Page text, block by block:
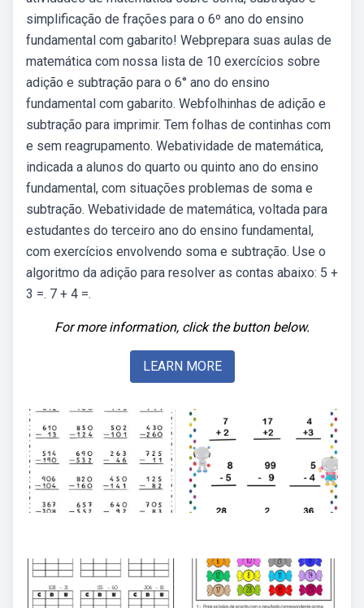
simplificação de frações para o 6º ano do ensino
fundamental com gabarito! Webprepara suas aulas de
matemática com nossa lista de 10 exercícios sobre
adição e subtração para o 6° ano do ensino
fundamental com gabarito. Webfolhinhas de adição e
subtração para imprimir. Tem folhas de continhas com
e sem reagrupamento. Webatividade de matemática,
indicada a alunos do quarto ou quinto ano do ensino
fundamental, com situações problemas de soma e
subtração. Webatividade de matemática, voltada para
estudantes do terceiro ano do ensino fundamental,
com exercícios envolvendo soma e subtração. Use o
algoritmo da adição para resolver as contas abaixo: 5 +
3 =. 7 + 4 =.
For more information, click the button below.
LEARN MORE